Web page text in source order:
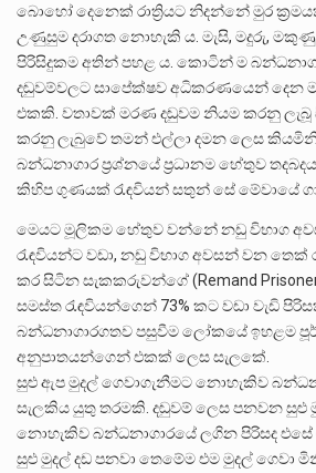
බොහෝ දෙනෙක් රාත්‍රියට නිදන්නේ මුර
උණුසුම දරාගත නොහැකි ය. මැසි, මදුරු, මකුණු
පිරිසිදුකම අතින් පහළ ය. කොටින් ම
දඬුවම්වලට සාපේක්ෂව අධිකරණයෙන් දෙන
එකකි. වතාවක් මරණ දඬුවම නියම කරනු
කරනු ලැබුවේ තමන් එල්ලා දමන ලෙස
බන්ධනාගාර ප්‍රශ්නයේ ප්‍රධානම හේතුව
කිහිප ගුණයක් රැඳවියන් සතුන් සේ මේවායේ
මෙයට මූලිකම හේතුව වන්නේ නඩු විභාග
රැඳවියන්ට වඩා, නඩු විභාග අවසන් වන
කර සිටින සැකකරුවන්ගේ (Remand
සමස්ත රැඳවියන්ගෙන් 73% කට වඩා වැඩි
බන්ධනාගාරගතව පසුවීම ලෝකයේ ඉහළම
අනුපාතයන්ගෙන් එකක් ලෙස සැලකේ.
සුළු ඇප මුදල් ගෙවාගැනීමට නොහැකිව
සැලකිය යුතු තරමකි. දඬුවම් ලෙස පනවන සුළු
නොහැකිව බන්ධනාගාරයේ ලගින පිරිසද එසේ
සුළු මුදල් දඩ පනවා තෙමේම එම මුදල් ගෙවා